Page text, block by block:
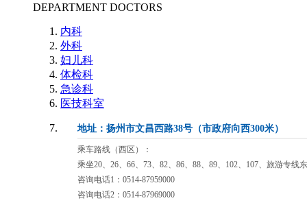
DEPARTMENT DOCTORS
内科
外科
妇儿科
体检科
急诊科
医技科室
地址：扬州市文昌西路38号（市政府向西300米）
乘车路线（西区）：
乘坐20、26、66、73、82、86、88、89、102、107、旅游专线
咨询电话1：0514-87959000
咨询电话2：0514-87969000